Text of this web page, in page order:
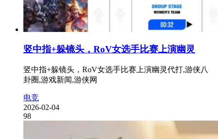
竖中指+躲镜头，RoV女选手比赛上演幽灵
竖中指+躲镜头，RoV女选手比赛上演幽灵代打,游侠八
卦圈,游戏新闻,游侠网
电竞
2026-02-04
98